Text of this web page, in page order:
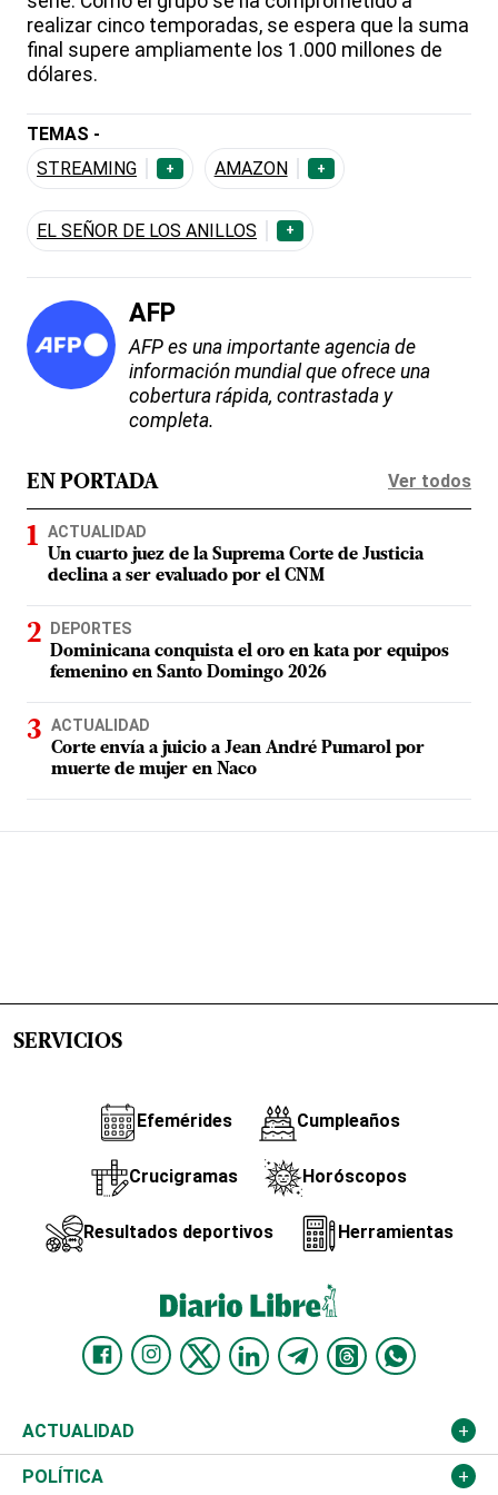
realizar cinco temporadas, se espera que la suma
final supere ampliamente los 1.000 millones de
dólares.
TEMAS -
STREAMING
+ AMAZON +
EL SEÑOR DE LOS ANILLOS +
AFP
AFP es una importante agencia de
información mundial que ofrece una
cobertura rápida, contrastada y
completa.
EN PORTADA Ver todos
ACTUALIDAD
Un cuarto juez de la Suprema Corte de Justicia
declina a ser evaluado por el CNM
DEPORTES
Dominicana conquista el oro en kata por equipos
femenino en Santo Domingo 2026
ACTUALIDAD
Corte envía a juicio a Jean André Pumarol por
muerte de mujer en Naco
SERVICIOS
Efemérides Cumpleaños
Crucigramas Horóscopos
Resultados deportivos Herramientas
ACTUALIDAD
Nacional
POLÍTICA